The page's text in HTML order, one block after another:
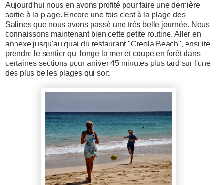
Aujourd'hui nous en avons profité pour faire une dernière
sortie à la plage. Encore une fois c'est à la plage des
Salines que nous avons passé une très belle journée. Nous
connaissons maintenant bien cette petite routine. Aller en
annexe jusqu'au quai du restaurant "Creola Beach", ensuite
prendre le sentier qui longe la mer et coupe en forêt dans
certaines sections pour arriver 45 minutes plus tard sur l'une
des plus belles plages qui soit.